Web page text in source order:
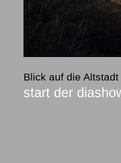
Blick auf die
start der